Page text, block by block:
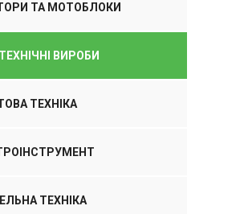
ТА МОТОБЛОКИ
ВИРОБИ
ТЕХНІКА
ТЕХНІКА